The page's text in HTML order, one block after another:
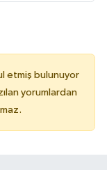
etmiş bulunuyor
yorumlardan